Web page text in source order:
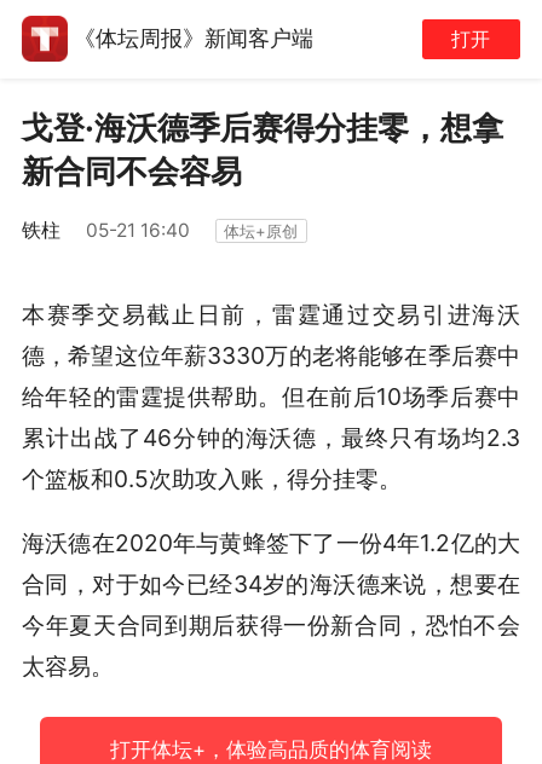
《体坛周报》新闻客户端 打开
戈登·海沃德季后赛得分挂零，想拿
新合同不会容易
铁柱 05-21 16:40 体坛+原创
本赛季交易截止日前，雷霆通过交易引进海沃
德，希望这位年薪3330万的老将能够在季后赛中
给年轻的雷霆提供帮助。但在前后10场季后赛中
累计出战了46分钟的海沃德，最终只有场均2.3
个篮板和0.5次助攻入账，得分挂零。
海沃德在2020年与黄蜂签下了一份4年1.2亿的大
合同，对于如今已经34岁的海沃德来说，想要在
今年夏天合同到期后获得一份新合同，恐怕不会
太容易。
打开体坛+，体验高品质的体育阅读